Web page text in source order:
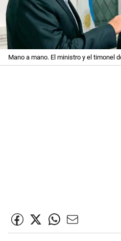
Mano a mano. El ministro y el timonel